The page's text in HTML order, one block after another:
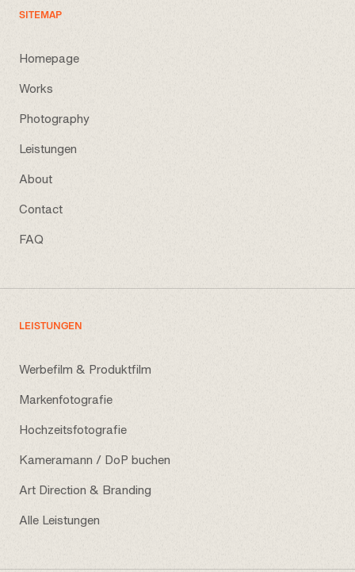
SITEMAP
Homepage
Works
Photography
Leistungen
About
Contact
FAQ
LEISTUNGEN
Werbefilm & Produktfilm
Markenfotografie
Hochzeitsfotografie
Kameramann / DoP buchen
Art Direction & Branding
Alle Leistungen